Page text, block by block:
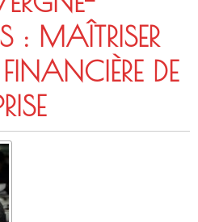
: MAÎTRISER
DE